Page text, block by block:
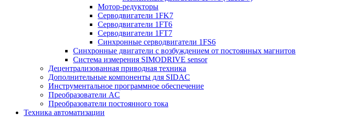
Мотор-редукторы
Серводвигатели 1FK7
Серводвигатели 1FT6
Серводвигатели 1FT7
Синхронные серводвигатели 1FS6
Синхронные двигатели с возбуждением от постоянных магнитов
Система измерения SIMODRIVE sensor
Децентрализованная приводная техника
Дополнительные компоненты для SIDAC
Инструментальное программное обеспечение
Преобразователи AC
Преобразователи постоянного тока
Техника автоматизации